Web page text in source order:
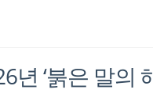
‘붉은 말의